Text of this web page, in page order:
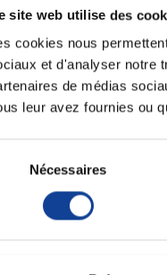
site web utilise des
cookies nous
et d'analyser notre
de médias
leur avez fournies ou
Nécessaires